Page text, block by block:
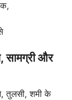
और
तुलसी, शमी के